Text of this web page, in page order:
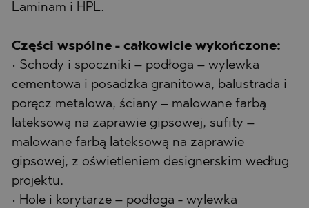
Laminam i HPL.
Części wspólne - całkowicie wykończone:
• Schody i spoczniki – podłoga – wylewka
cementowa i posadzka granitowa, balustrada i
poręcz metalowa, ściany – malowane farbą
lateksową na zaprawie gipsowej, sufity –
malowane farbą lateksową na zaprawie
gipsowej, z oświetleniem designerskim według
projektu.
• Hole i korytarze – podłoga - wylewka